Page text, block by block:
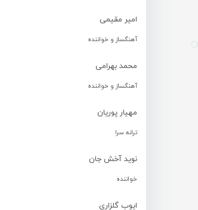
امیر مقیمی
آهنگساز و خواننده
محمد بهرامی
آهنگساز و خواننده
مهیار پوریان
ترانه سرا
نوید آخش جان
خواننده
ایوب گلزاری